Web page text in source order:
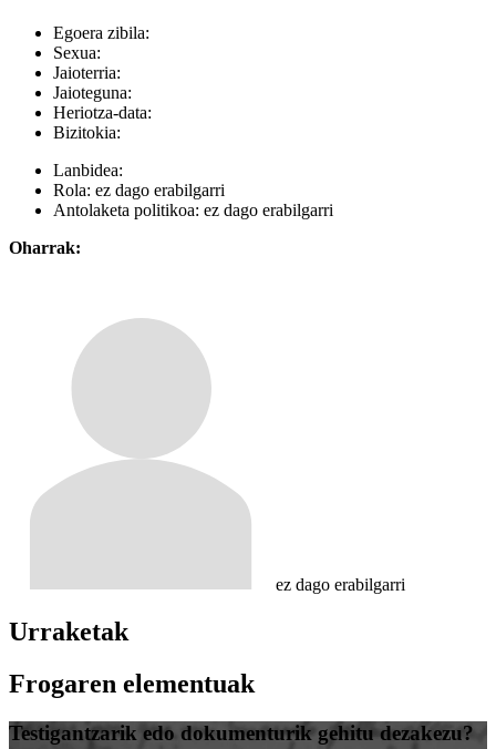
Egoera zibila:
Sexua:
Jaioterria:
Jaioteguna:
Heriotza-data:
Bizitokia:
Lanbidea:
Rola: ez dago erabilgarri
Antolaketa politikoa: ez dago erabilgarri
Oharrak:
ez dago erabilgarri
Urraketak
Frogaren elementuak
Testigantzarik edo dokumenturik gehitu dezakezu?